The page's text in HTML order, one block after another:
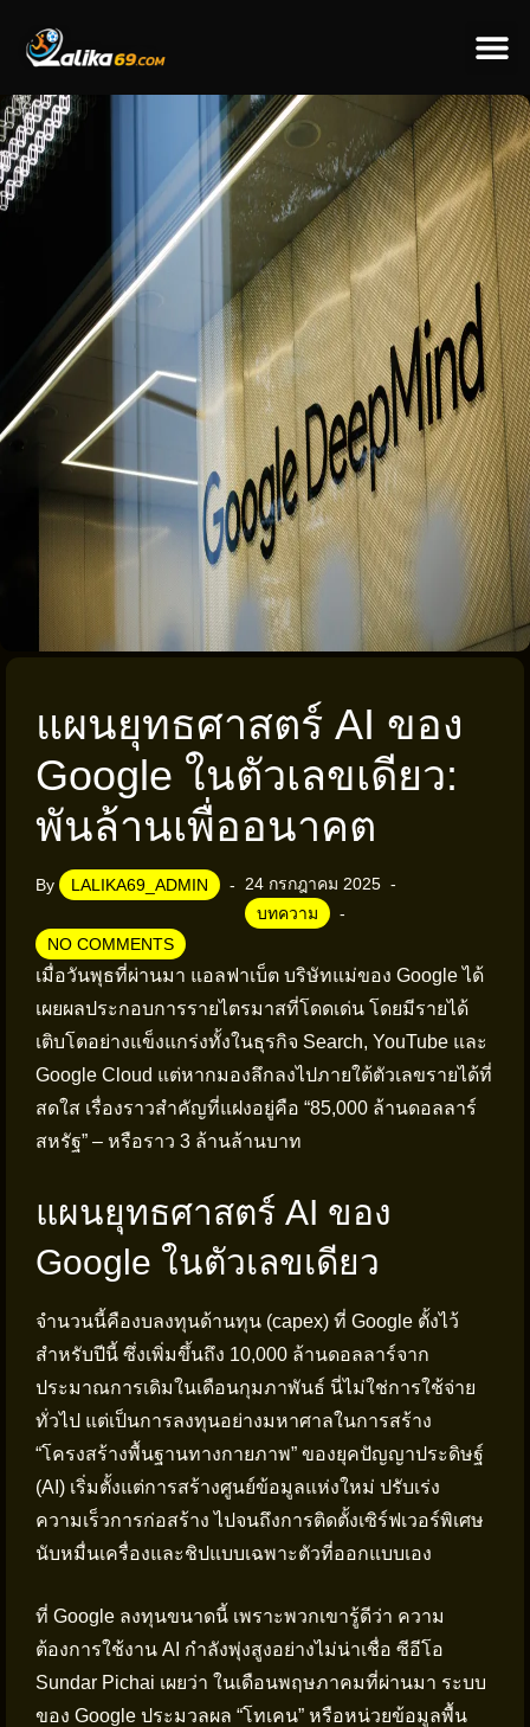
แผนยุทธศาสตร์ AI ของ
Google ในตัวเลขเดียว:
พันล้านเพื่ออนาคต
By LALIKA69_ADMIN
24 กรกฎาคม 2025
บทความ
NO COMMENTS
เมื่อวันพุธที่ผ่านมา แอลฟาเบ็ต บริษัทแม่ของ Google ได้
เผยผลประกอบการรายไตรมาสที่โดดเด่น โดยมีรายได้
เติบโตอย่างแข็งแกร่งทั้งในธุรกิจ Search, YouTube และ
Google Cloud แต่หากมองลึกลงไปภายใต้ตัวเลขรายได้ที่
สดใส เรื่องราวสำคัญที่แฝงอยู่คือ “85,000 ล้านดอลลาร์
สหรัฐ” – หรือราว 3 ล้านล้านบาท
แผนยุทธศาสตร์ AI ของ
Google ในตัวเลขเดียว
จำนวนนี้คืองบลงทุนด้านทุน (capex) ที่ Google ตั้งไว้
สำหรับปีนี้ ซึ่งเพิ่มขึ้นถึง 10,000 ล้านดอลลาร์จาก
ประมาณการเดิมในเดือนกุมภาพันธ์ นี่ไม่ใช่การใช้จ่าย
ทั่วไป แต่เป็นการลงทุนอย่างมหาศาลในการสร้าง
“โครงสร้างพื้นฐานทางกายภาพ” ของยุคปัญญาประดิษฐ์
(AI) เริ่มตั้งแต่การสร้างศูนย์ข้อมูลแห่งใหม่ ปรับเร่ง
ความเร็วการก่อสร้าง ไปจนถึงการติดตั้งเซิร์ฟเวอร์พิเศษ
นับหมื่นเครื่องและชิปแบบเฉพาะตัวที่ออกแบบเอง
ที่ Google ลงทุนขนาดนี้ เพราะพวกเขารู้ดีว่า ความ
ต้องการใช้งาน AI กำลังพุ่งสูงอย่างไม่น่าเชื่อ ซีอีโอ
Sundar Pichai เผยว่า ในเดือนพฤษภาคมที่ผ่านมา ระบบ
ของ Google ประมวลผล “โทเคน” หรือหน่วยข้อมูลพื้น